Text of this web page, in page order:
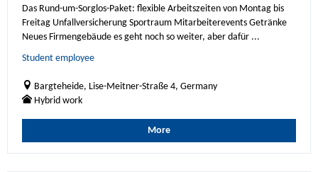
Das Rund-um-Sorglos-Paket: flexible Arbeitszeiten von Montag bis
Freitag Unfallversicherung Sportraum Mitarbeiterevents Getränke
Neues Firmengebäude es geht noch so weiter, aber dafür ...
Student employee
Bargteheide, Lise-Meitner-Straße 4, Germany
Hybrid work
More